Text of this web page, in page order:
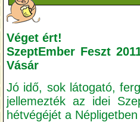
Véget ért!
SzeptEmber Feszt
Vásár
Jó idő, sok látogató,
jellemezték az idei
hétvégéjét a